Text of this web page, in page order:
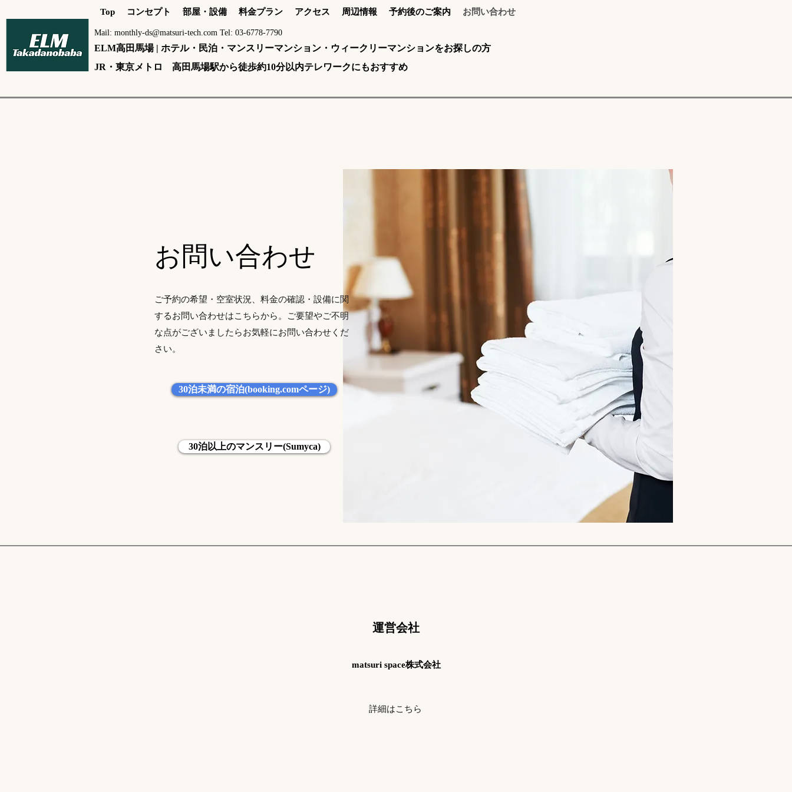
Top コンセプト 部屋・設備 料金プラン アクセス 周辺情報 予約後のご案内 お問い合わせ
Mail: monthly-ds@matsuri-tech.com Tel: 03-6778-7790
ELM高田馬場 | ホテル・民泊・マンスリーマンション・ウィークリーマンションをお探しの方
JR・東京メトロ 高田馬場駅から徒歩約10分以内​テレワークにもおすすめ
​お問い合わせ
ご予約の希望・空室状況、料金の確認・設備に関
するお問い合わせはこちらから。ご要望やご不明
な点がございましたらお気軽にお問い合わせくだ
さい。
30泊未満の宿泊(booking.comページ)
30泊以上のマンスリー(Sumyca)
​​運営会社
matsuri space株式会社
詳細はこちら